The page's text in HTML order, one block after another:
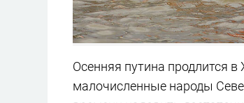
Осенняя путина продлится
малочисленные народы